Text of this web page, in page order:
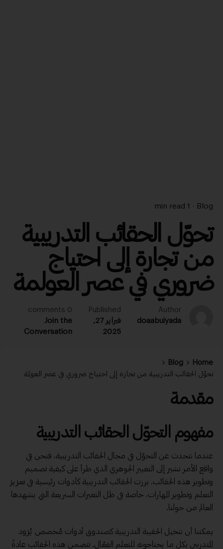
Blog
1 min read
تحوّل الحقائب التدريبية
من تجارة إلى احتياج
ضروري في عصر العولمة
Author
doaabuiyada
Published
فبراير 27,
2025
0 comments
Join the
Conversation
Home
Blog
تحوّل الحقائب التدريبية من تجارة إلى احتياج ضروري في عصر العولمة
مقدمة
مفهوم التحوّل الحقائب التدريبية
عندما نتحدث عن التحوّل في مجال الحقائب التدريبية، فنحن في
واقع الأمر نشير إلى التغيير الجوهري الذي طرأ على كيفية تصميم
وتطوير هذه الحقائب. برزت الحقائب التدريبية كأدوات رئيسية في تعزيز
التعلم وتطوير المهارات، خاصة في ظل التغيرات السريعة التي يشهدها
العالم من حولنا.
يمكننا أن نتخيل الحقيبة التدريبية كصندوق أدوات مُخصص يُزود
المتدربين بكل ما يحتاجونه للتعلم الفعّال. تتضمن هذه الحقائب عادةً